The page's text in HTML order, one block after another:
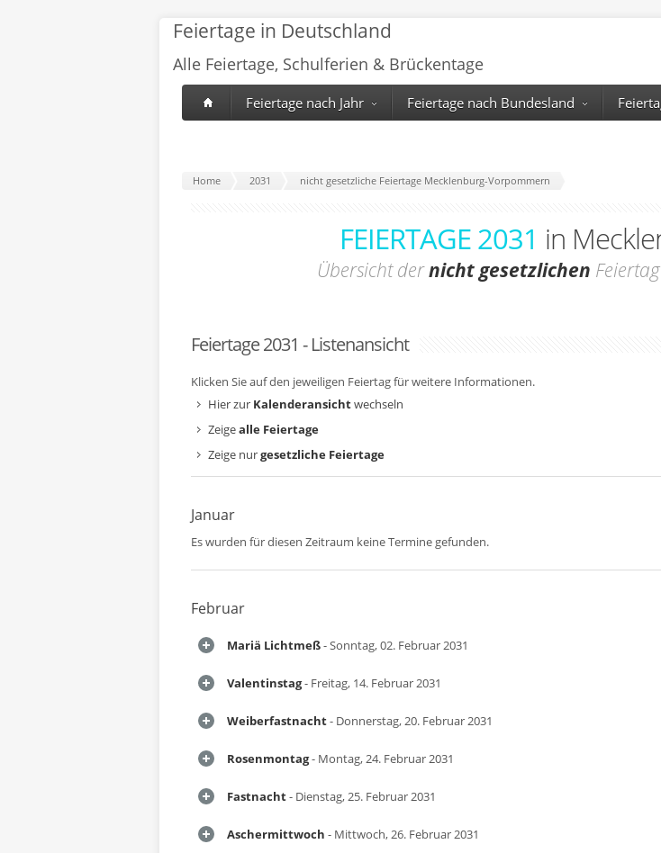
Feiertage in Deutschland
Alle Feiertage, Schulferien & Brückentage
Feiertage nach Jahr Feiertage nach Bundesland
Home 2031 nicht gesetzliche Feiertage Mecklenburg-Vorpommern
FEIERTAGE 2031 in
Übersicht dernicht gesetzlichen
Feiertage 2031 - Listenansicht
Klicken Sie auf den jeweiligen Feiertag für weitere Informationen.
Hier zur Kalenderansichtwechseln
Zeigealle Feiertage
Zeige nurgesetzliche Feiertage
Januar
Es wurden für diesen Zeitraum keine Termine gefunden.
Februar
Mariä Lichtmeß- Sonntag, 02. Februar 2031
Valentinstag- Freitag, 14. Februar 2031
Weiberfastnacht- Donnerstag, 20. Februar 2031
Rosenmontag- Montag, 24. Februar 2031
Fastnacht- Dienstag, 25. Februar 2031
Aschermittwoch - Mittwoch, 26. Februar 2031